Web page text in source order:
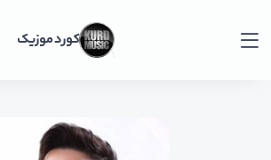
کورد موزیک